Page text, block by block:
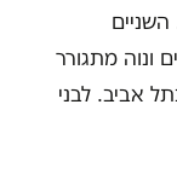
ונוה מתגורר
אביב. לבני